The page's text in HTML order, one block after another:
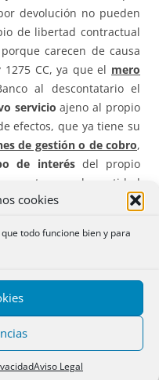
cookies
todo funcione bien y para
Aviso Legal
devolución no pueden
de libertad contractual
carecen de causa
CC, ya que el mero
al descontatario el
servicio ajeno al propio
efectos, que ya tiene su
de gestión o de cobro,
de interésdel propio
presta por la entidad
al cobrode efectos, y ese
nuevo servicio, ya que
la entidad actora y
está pactado el cobro
impagados, en el
de descuento surgidas
contractuales,